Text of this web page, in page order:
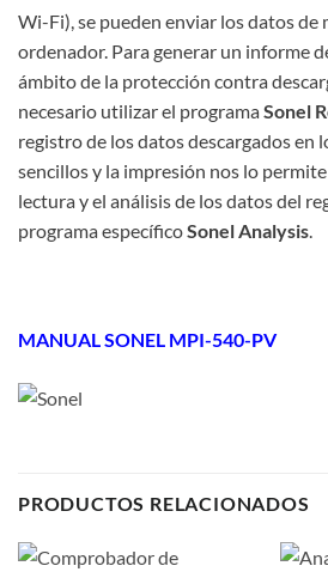
Wi-Fi), se pueden enviar los datos de
ordenador. Para generar un informe
ámbito de la protección contra
necesario utilizar el programaSonel
registro de los datos descargados en
sencillos y la impresión nos lo permite
lectura y el análisis de los datos del
programa específicoSonel Analysis.
MANUAL SONEL MPI-540-PV
PRODUCTOS RELACIONADOS